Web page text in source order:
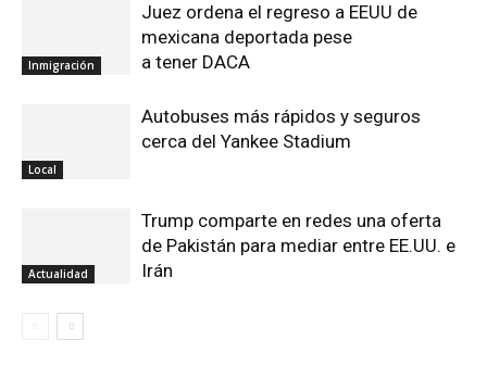
Inmigración
Juez ordena el regreso a EEUU de
mexicana deportada pese
a tener DACA
Local
Autobuses más rápidos y seguros
cerca del Yankee Stadium
Actualidad
Trump comparte en redes una oferta
de Pakistán para mediar entre EE.UU. e
Irán